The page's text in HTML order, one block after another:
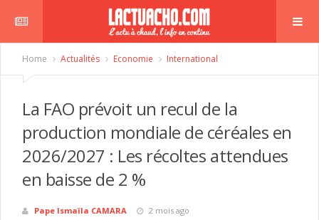
Home Actualités Economie International
La FAO prévoit un recul de la
production mondiale de céréales en
2026/2027 : Les récoltes attendues
en baisse de 2 %
Pape Ismaïla CAMARA 2 mois ago